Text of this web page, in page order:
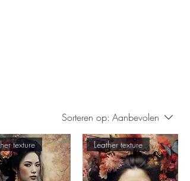
Sorteren op: Aanbevolen
texture Leather texture